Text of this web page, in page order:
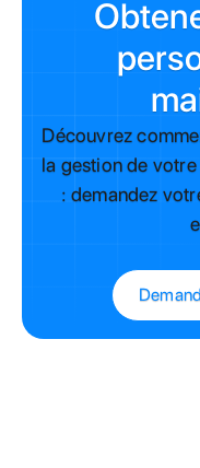
Découvrez
la gestion de
: demandez